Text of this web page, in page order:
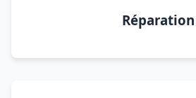
Réparation